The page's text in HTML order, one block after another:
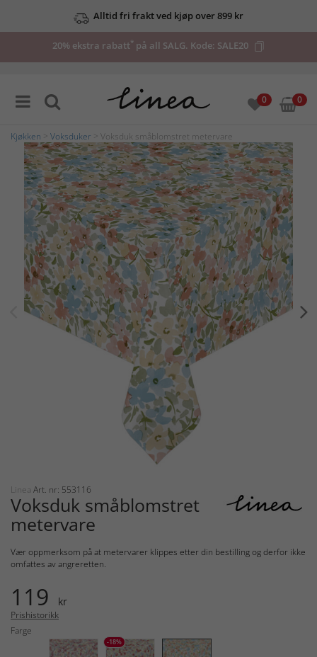
Alltid fri frakt ved kjøp over 899 kr
20% ekstra rabatt* på all SALG. Kode: SALE20
0 0
Kjøkken Voksduker > Voksduk småblomstret metervare
Linea Art. nr: 553116
Voksduk småblomstret
metervare
Vær oppmerksom på at metervarer klippes etter din bestilling og derfor ikke
omfattes av angreretten.
119 kr
Prishistorikk
Farge
-18%